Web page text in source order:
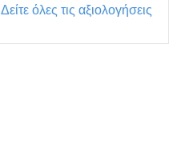
Δείτε όλες τις αξιολογήσεις